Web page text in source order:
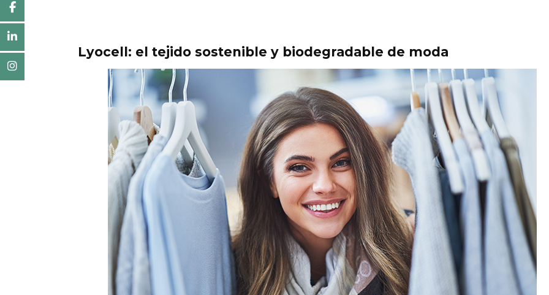
Lyocell: el tejido sostenible y biodegradable de moda